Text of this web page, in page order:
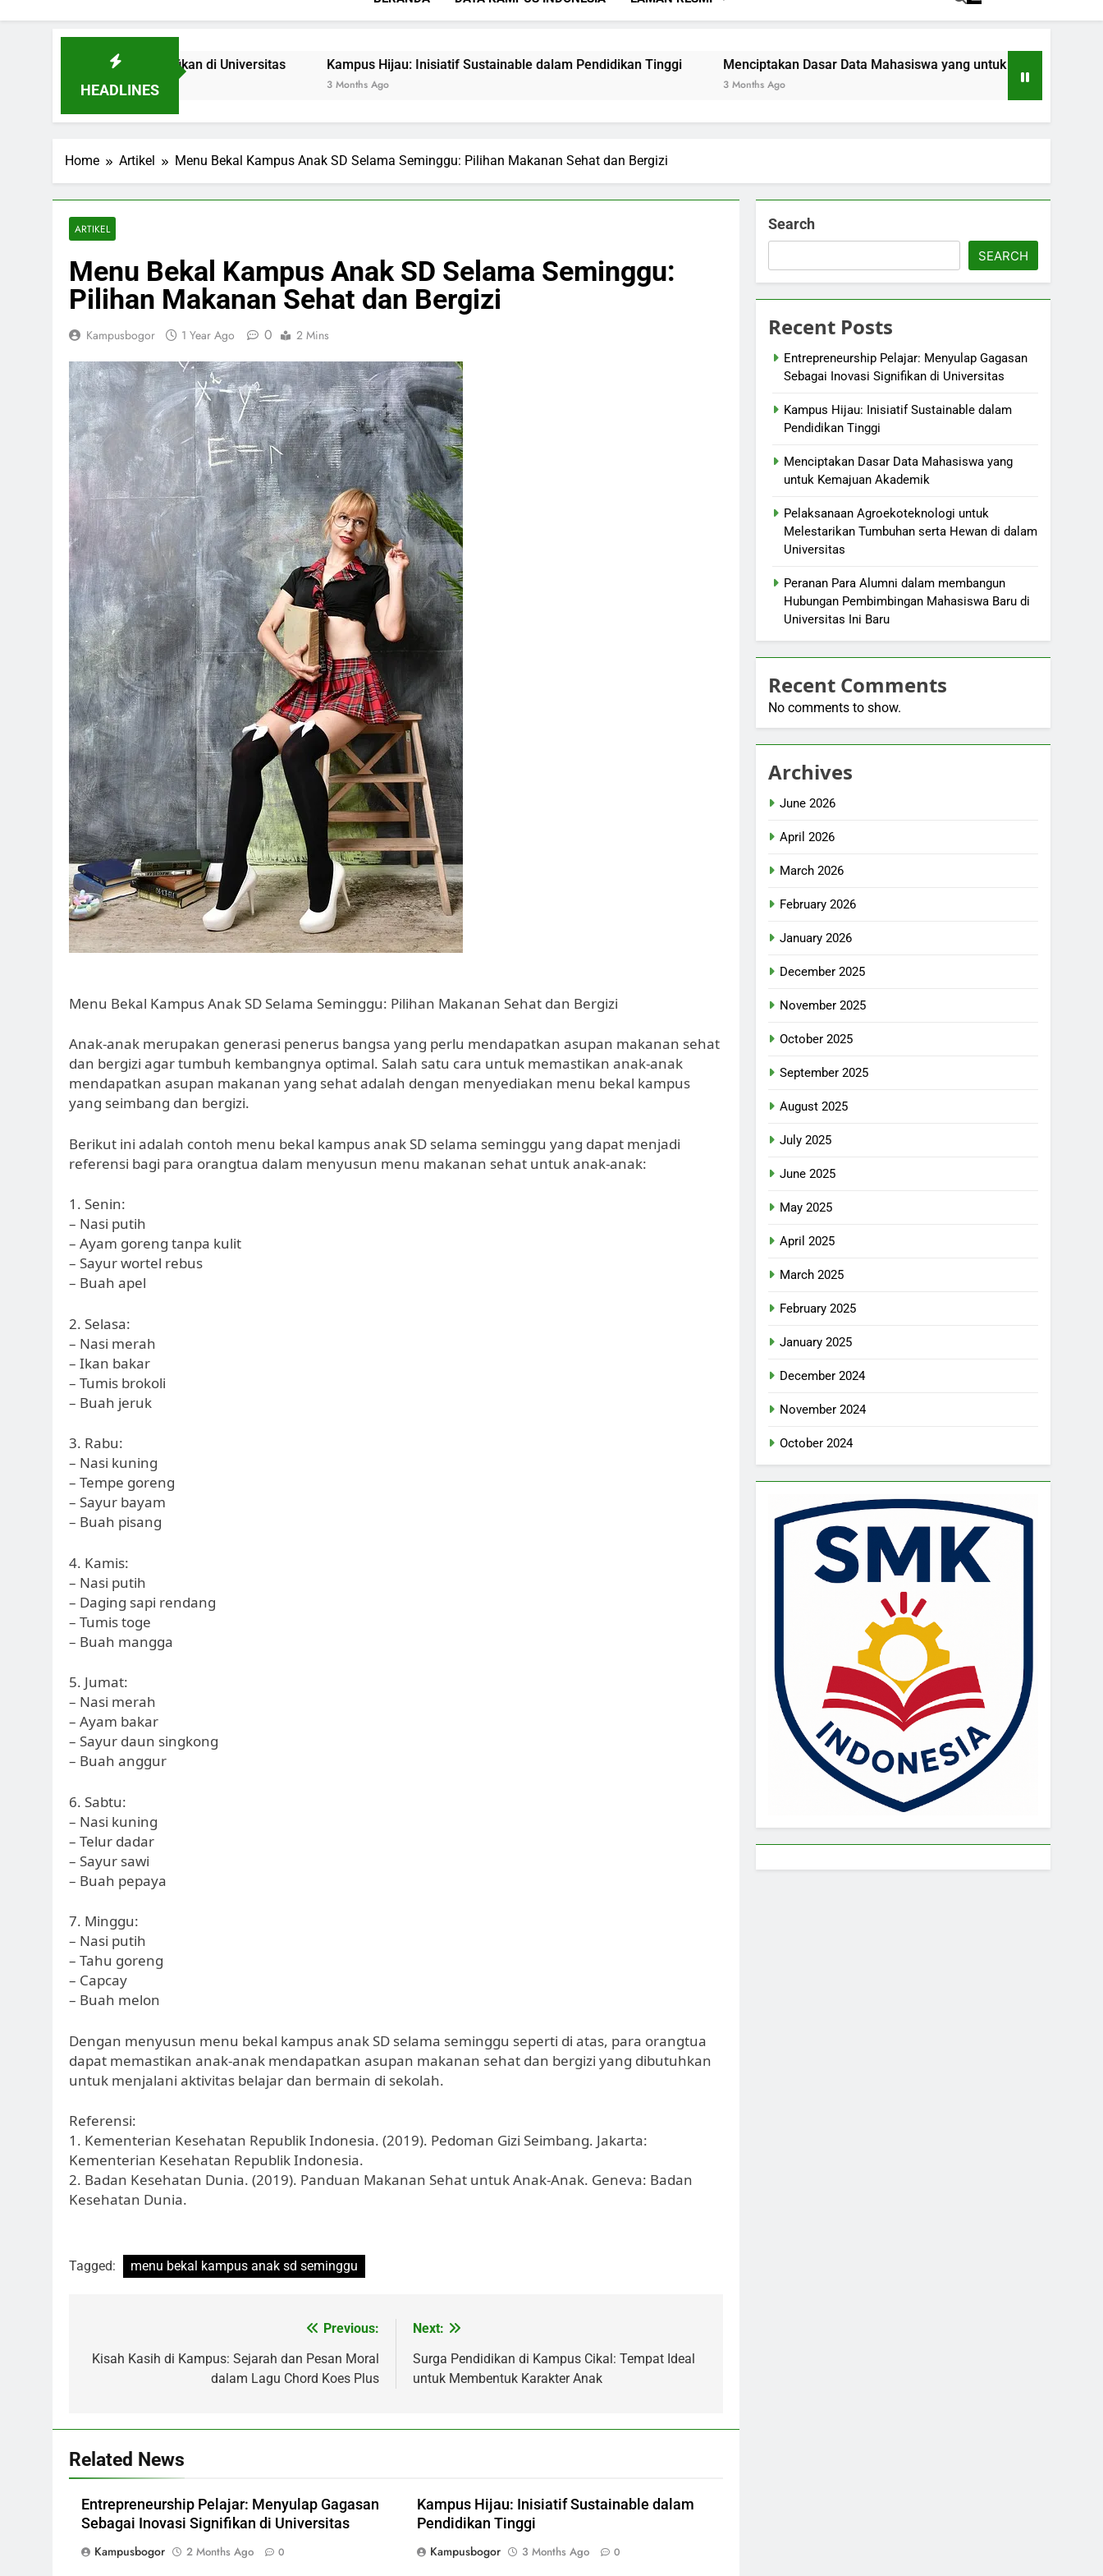
HEADLINES
Inovasi Signifikan di Universitas Kampus Hijau: Inisiatif Sustainable dalam Pendidikan Tinggi Menciptakan Dasar Data Mahasiswa yang untuk Kemajuan Akademik
Home Artikel Menu Bekal Kampus Anak SD Selama Seminggu: Pilihan Makanan Sehat dan Bergizi
ARTIKEL
Menu Bekal Kampus Anak SD Selama Seminggu:
Pilihan Makanan Sehat dan Bergizi
Kampusbogor 1 Year Ago 0 2 Mins
Menu Bekal Kampus Anak SD Selama Seminggu: Pilihan Makanan Sehat dan Bergizi
Anak-anak merupakan generasi penerus bangsa yang perlu mendapatkan asupan makanan sehat
dan bergizi agar tumbuh kembangnya optimal. Salah satu cara untuk memastikan anak-anak
mendapatkan asupan makanan yang sehat adalah dengan menyediakan menu bekal kampus
yang seimbang dan bergizi.
Berikut ini adalah contoh menu bekal kampus anak SD selama seminggu yang dapat menjadi
referensi bagi para orangtua dalam menyusun menu makanan sehat untuk anak-anak:
1. Senin:
– Nasi putih
– Ayam goreng tanpa kulit
– Sayur wortel rebus
– Buah apel
2. Selasa:
– Nasi merah
– Ikan bakar
– Tumis brokoli
– Buah jeruk
3. Rabu:
– Nasi kuning
– Tempe goreng
– Sayur bayam
– Buah pisang
4. Kamis:
– Nasi putih
– Daging sapi rendang
– Tumis toge
– Buah mangga
5. Jumat:
– Nasi merah
– Ayam bakar
– Sayur daun singkong
– Buah anggur
6. Sabtu:
– Nasi kuning
– Telur dadar
– Sayur sawi
– Buah pepaya
7. Minggu:
– Nasi putih
– Tahu goreng
– Capcay
– Buah melon
Dengan menyusun menu bekal kampus anak SD selama seminggu seperti di atas, para orangtua
dapat memastikan anak-anak mendapatkan asupan makanan sehat dan bergizi yang dibutuhkan
untuk menjalani aktivitas belajar dan bermain di sekolah.
Referensi:
1. Kementerian Kesehatan Republik Indonesia. (2019). Pedoman Gizi Seimbang. Jakarta:
Kementerian Kesehatan Republik Indonesia.
2. Badan Kesehatan Dunia. (2019). Panduan Makanan Sehat untuk Anak-Anak. Geneva: Badan
Kesehatan Dunia.
Tagged: menu bekal kampus anak sd seminggu
navigation
Previous:
Kisah Kasih di Kampus: Sejarah dan Pesan Moral
dalam Lagu Chord Koes Plus
Next:
Surga Pendidikan di Kampus Cikal: Tempat Ideal
untuk Membentuk Karakter Anak
Related News
Entrepreneurship Pelajar: Menyulap Gagasan
Sebagai Inovasi Signifikan di Universitas
Kampusbogor
2 Months Ago 0
Kampus Hijau: Inisiatif Sustainable dalam
Pendidikan Tinggi
Kampusbogor
3 Months Ago 0
Search
SEARCH
Recent Posts
Entrepreneurship Pelajar: Menyulap Gagasan
Sebagai Inovasi Signifikan di Universitas
Kampus Hijau: Inisiatif Sustainable dalam
Pendidikan Tinggi
Menciptakan Dasar Data Mahasiswa yang
untuk Kemajuan Akademik
Pelaksanaan Agroekoteknologi untuk
Melestarikan Tumbuhan serta Hewan di dalam
Universitas
Peranan Para Alumni dalam membangun
Hubungan Pembimbingan Mahasiswa Baru di
Universitas Ini Baru
Recent Comments
No comments to show.
Archives
June 2026
April 2026
March 2026
February 2026
January 2026
December 2025
November 2025
October 2025
September 2025
August 2025
July 2025
June 2025
May 2025
April 2025
March 2025
February 2025
January 2025
December 2024
November 2024
October 2024